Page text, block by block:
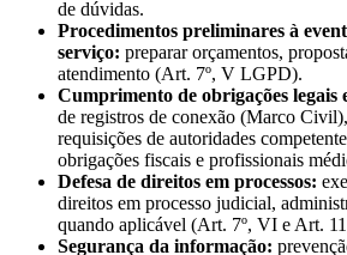
de dúvidas.
Procedimentos preliminares à
serviço: preparar orçamentos,
atendimento (Art. 7º, V LGPD).
Cumprimento de obrigações legais
de registros de conexão (Marco
requisições de autoridades
obrigações fiscais e profissionais
Defesa de direitos em processos:
direitos em processo judicial,
quando aplicável (Art. 7º, VI e Art.
Segurança da informação: